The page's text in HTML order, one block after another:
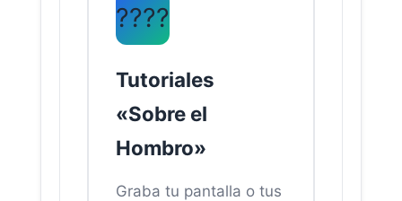
????
Tutoriales
«Sobre el
Hombro»
Graba tu pantalla o tus